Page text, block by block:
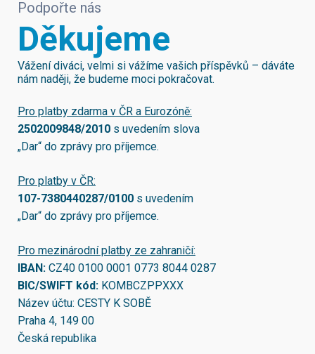
Podpořte nás
Děkujeme
Vážení diváci, velmi si vážíme vašich příspěvků – dáváte
nám naději, že budeme moci pokračovat.
Pro platby zdarma v ČR a Eurozóně:
2502009848/2010 s uvedením slova
„Dar“ do zprávy pro příjemce.
Pro platby v ČR:
107-7380440287/0100 s uvedením
„Dar“ do zprávy pro příjemce.
Pro mezinárodní platby ze zahraničí:
IBAN: CZ40 0100 0001 0773 8044 0287
BIC/SWIFT kód: KOMBCZPPXXX
Název účtu: CESTY K SOBĚ
Praha 4, 149 00
Česká republika